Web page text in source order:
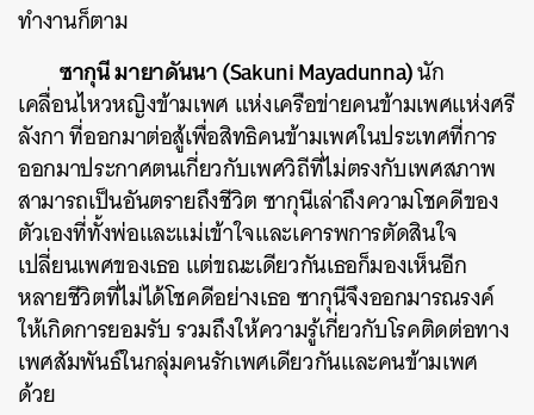
ทำงานก็ตาม
ซากุนีมายาดันนา (Sakuni Mayadunna)นัก
เคลื่อนไหวหญิงข้ามเพศ แห่งเครือข่ายคนข้ามเพศแห่งศรี
ลังกา ที่ออกมาต่อสู้เพื่อสิทธิคนข้ามเพศในประเทศที่การ
ออกมาประกาศตนเกี่ยวกับเพศวิถีที่ไม่ตรงกับเพศสภาพ
สามารถเป็นอันตรายถึงชีวิตซากุนีเล่าถึงความโชคดีของ
ตัวเองที่ทั้งพ่อและแม่เข้าใจและเคารพการตัดสินใจ
เปลี่ยนเพศของเธอ แต่ขณะเดียวกันเธอก็มองเห็นอีก
หลายชีวิตที่ไม่ได้โชคดีอย่างเธอซากุนีจึงออกมารณรงค์
ให้เกิดการยอมรับ รวมถึงให้ความรู้เกี่ยวกับโรคติดต่อทาง
เพศสัมพันธ์ในกลุ่มคนรักเพศเดียวกันและคนข้ามเพศ
ด้วย
SHARE TWEET LINE EMAIL